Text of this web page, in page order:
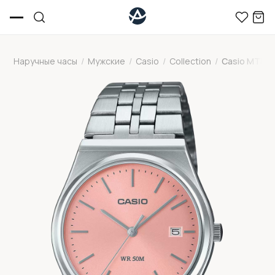
Наручные часы / Мужские / Casio / Collection / Casio MTP-